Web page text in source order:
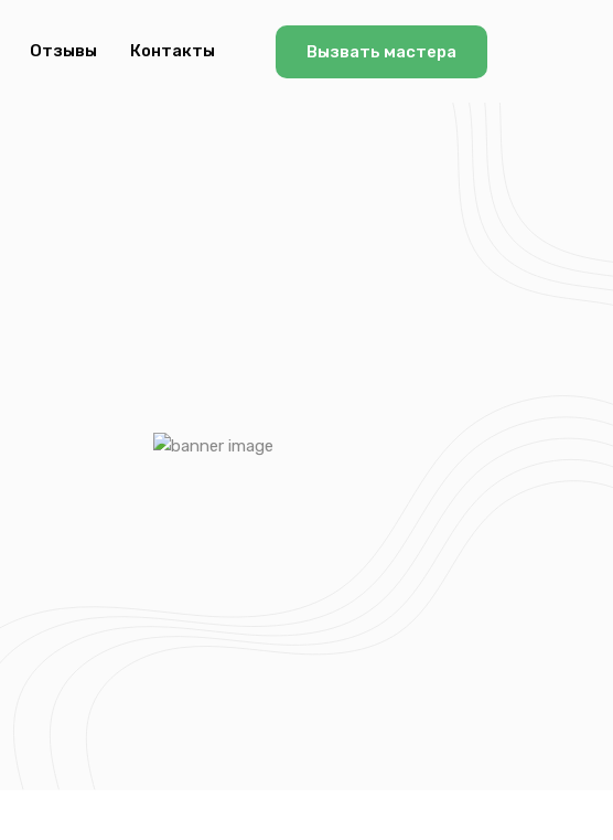
Отзывы Контакты Вызвать мастера